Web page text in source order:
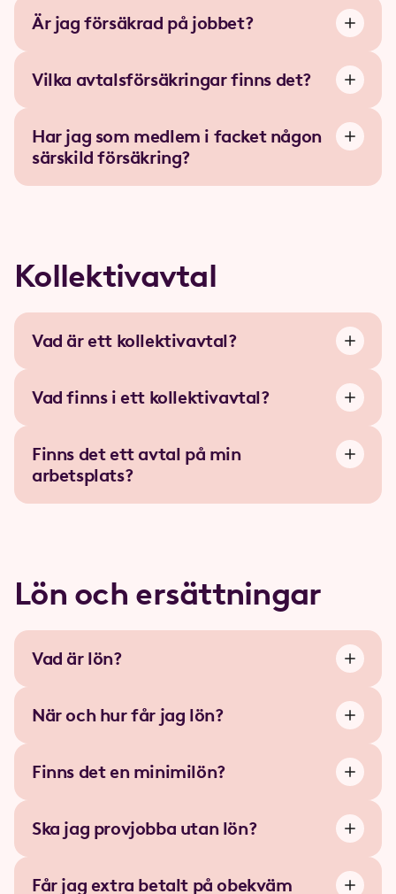
Är jag försäkrad på jobbet?
Vilka avtalsförsäkringar finns det?
Har jag som medlem i facket någon
särskild försäkring?
Kollektivavtal
Vad är ett kollektivavtal?
Vad finns i ett kollektivavtal?
Finns det ett avtal på min
arbetsplats?
Lön och ersättningar
Vad är lön?
När och hur får jag lön?
Finns det en minimilön?
Ska jag provjobba utan lön?
Får jag extra betalt på obekväm